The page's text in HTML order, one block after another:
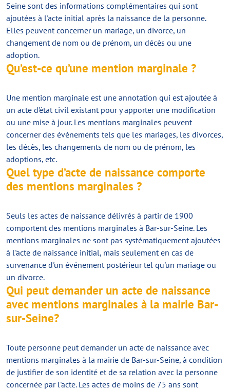
Seine sont des informations complémentaires qui sont
ajoutées à l'acte initial après la naissance de la personne.
Elles peuvent concerner un mariage, un divorce, un
changement de nom ou de prénom, un décès ou une
adoption.
Qu’est-ce qu’une mention marginale ?
Une mention marginale est une annotation qui est ajoutée à
un acte d'état civil existant pour y apporter une modification
ou une mise à jour. Les mentions marginales peuvent
concerner des événements tels que les mariages, les divorces,
les décès, les changements de nom ou de prénom, les
adoptions, etc.
Quel type d’acte de naissance comporte
des mentions marginales ?
Seuls les actes de naissance délivrés à partir de 1900
comportent des mentions marginales à Bar-sur-Seine. Les
mentions marginales ne sont pas systématiquement ajoutées
à l'acte de naissance initial, mais seulement en cas de
survenance d'un événement postérieur tel qu'un mariage ou
un divorce.
Qui peut demander un acte de naissance
avec mentions marginales à la mairie Bar-
sur-Seine?
Toute personne peut demander un acte de naissance avec
mentions marginales à la mairie de Bar-sur-Seine, à condition
de justifier de son identité et de sa relation avec la personne
concernée par l'acte. Les actes de moins de 75 ans sont